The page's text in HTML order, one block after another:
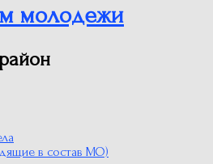
молодежи
в состав МО)